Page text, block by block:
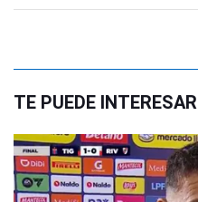
TE PUEDE INTERESAR